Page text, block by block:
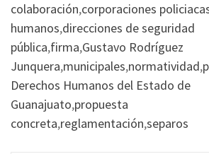
colaboración,corporaciones
humanos,direcciones de seguridad
pública,firma,Gustavo Rodríguez
Junquera,municipales,normatividad,
Derechos Humanos del Estado de
Guanajuato,propuesta
concreta,reglamentación,separos